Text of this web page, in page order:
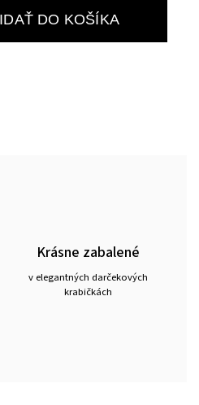
DO KOŠÍKA
Krásne zabalené
v elegantných darčekových
krabičkách